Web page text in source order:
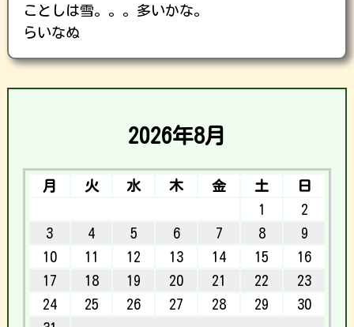
ことしは雪。。。多いかな。
らいなぬ
2026年8月
月 火 水 木 金 土
日
1
2
3
4 5 6 7 8
9
10
11 12 13 14 15
16
17
18 19 20 21 22
23
24
25 26 27 28 29
30